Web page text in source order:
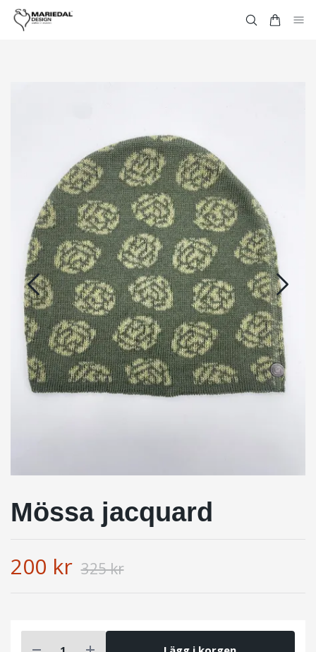
Mössa jacquard
200 kr 325 kr